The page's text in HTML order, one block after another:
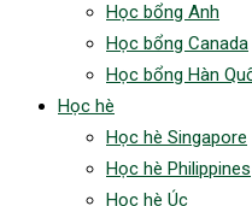
Học bổng Anh
Học bổng Canada
Học bổng Hàn
Học hè
Học hè Singapore
Học hè Philippines
Học hè Úc